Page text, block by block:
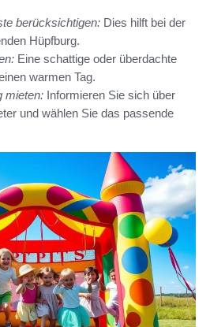
berücksichtigen: Dies hilft bei der
Hüpfburg.
Eine schattige oder überdachte
warmen Tag.
mieten: Informieren Sie sich über
und wählen Sie das passende